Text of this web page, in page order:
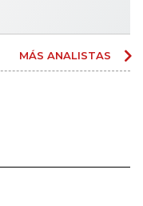
MÁS ANALISTAS